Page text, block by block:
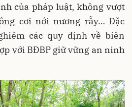
của pháp luật, không vượt
cơi nới nương rẫy… Đặc
các quy định về biên
với BĐBP giữ vững an ninh